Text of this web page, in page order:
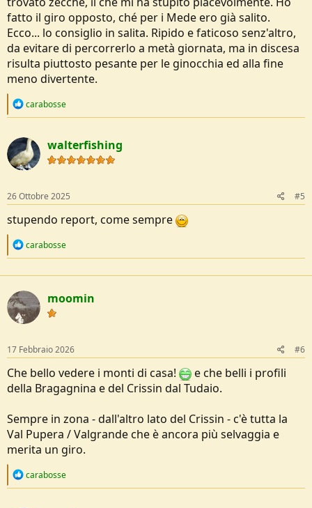
fatto il giro opposto, ché per i Mede ero già salito.
Ecco... lo consiglio in salita. Ripido e faticoso senz'altro,
da evitare di percorrerlo a metà giornata, ma in discesa
risulta piuttosto pesante per le ginocchia ed alla fine
meno divertente.
R
c
t
i
o
s
:
carabosse
walterfishing
26 Ottobre 2025 #5
stupendo report, come sempre
R
c
t
i
o
n
carabosse
moomin
17 Febbraio 2026 #6
Che bello vedere i monti di casa!
e che belli i profili
della Bragagnina e del Crissin dal Tudaio.
Sempre in zona - dall'altro lato del Crissin - c'è tutta la
Val Pupera / Valgrande che è ancora più selvaggia e
merita un giro.
R
carabosse